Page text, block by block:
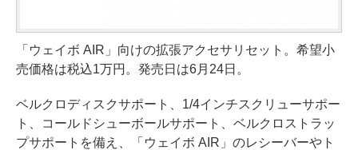
「ウェイボ AIR」向けの拡張アクセサリセット。希望小
売価格は税込1万円。発売日は6月24日。
ベルクロディスクサポート、1/4インチスクリューサポー
ト、コールドシューボールサポート、ベルクロストラッ
プサポートを備え、「ウェイボ AIR」のレシーバーやト